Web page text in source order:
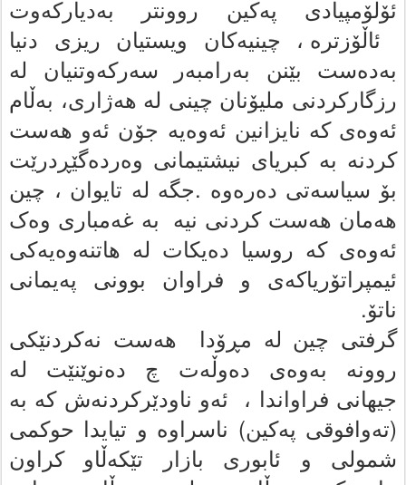
ئۆلۆمپیادى په‌کین روونتر به‌دیارکه‌وت
ئاڵۆزترە ، چینیه‌کان ویستیان ریزى دنیا
به‌ده‌ست بێنن به‌رامبه‌ر سه‌رکه‌وتنیان له‌
رزگارکردنی ملیۆنان چینی له‌ هەژاری، بەڵام
ئه‌وه‌ى که‌ نایزانین ئه‌وه‌یه‌ جۆن ئه‌و هه‌ست
کردنه‌ به‌ کبریای نیشتیمانى وەردەگێڕدرێت
بۆ سیاسه‌تى ده‌ره‌وه‌ .جگە له‌ تایوان ، چین
هه‌مان هه‌ست کردنی نیە به‌ غه‌مبارى وه‌ک
ئه‌وه‌ى که‌ روسیا ده‌یکات له‌ هاتنه‌وه‌یه‌کى
ئیمپراتۆریاکەی و فراوان بوونى پەیمانی
ناتۆ.
گرفتی چین لە مڕۆدا هه‌ست نەکردنێکی
روونە بەوەی دەوڵەت چ دەنوێنێت له‌
جیهانى فراواندا ، ئه‌و ناودێرکردنەش کە به‌
(ته‌وافوقى پەکین) ناسراوە و تیایدا حوکمى
شمولى و ئابورى بازار تێکەڵاو کراون